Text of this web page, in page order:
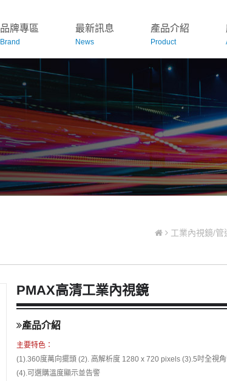
品牌專區
Brand
最新訊息
News
產品介紹
Product
工業內視鏡/管
PMAX高清工業內視鏡
產品介紹
主要特色：
(1).360度萬向擺頭 (2). 高解析度 1280 x 720 pixels (3).5吋全視
(4).可選購溫度顯示並告警